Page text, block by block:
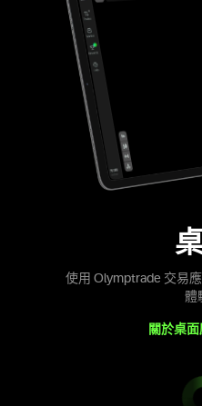
使用 Olymptrade 交易
體
關於桌